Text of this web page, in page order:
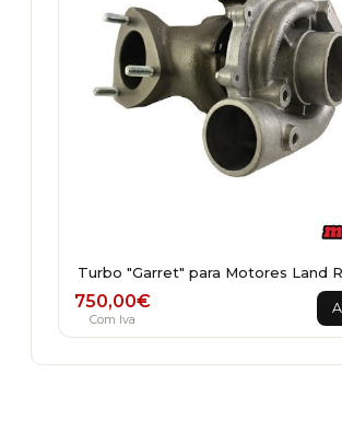
Turbo "Garret" para Motores Land
750,00€
Com Iva